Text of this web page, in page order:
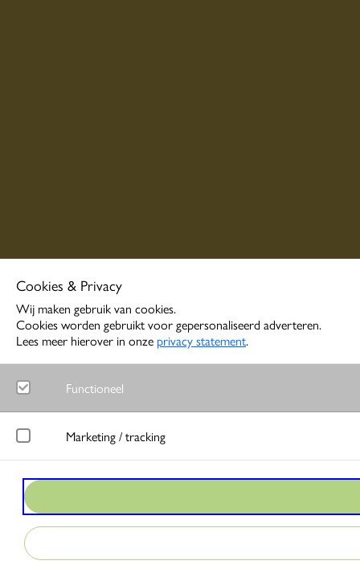
Cookies & Privacy
Wij maken gebruik van cookies.
Cookies worden gebruikt voor gepersonaliseerd adverteren.
Lees meer hierover in onze privacy statement.
Functioneel
Noodzakelijk
Google Analytics
Bezoekersstatistieken en gebruik van de website worden anoniem
Matomo
Marketing / tracking
LinkedIn
Meet gedrag van websitebezoekers en wordt gebruikt om
Google Ads
Bij interactie met advertenties slaat Google gegevens op om